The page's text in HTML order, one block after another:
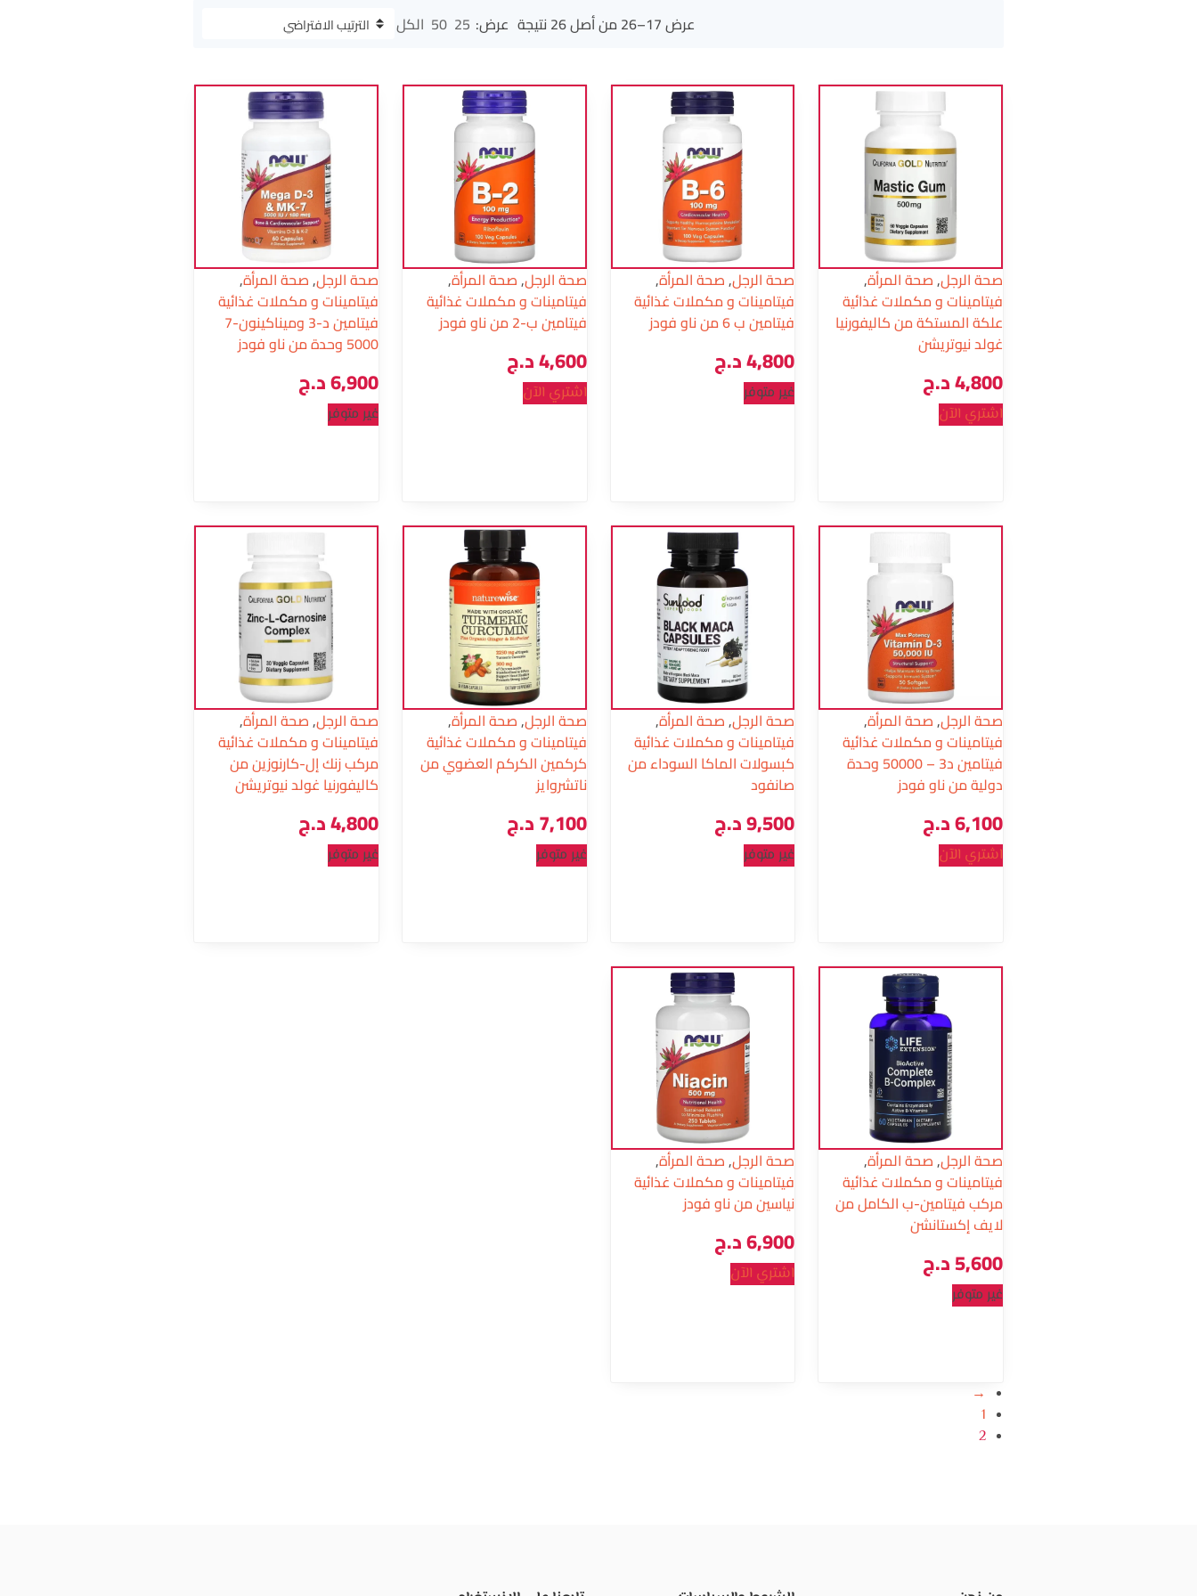
عرض 17–26 من أصل 26 نتيجة عرض: 25
50 الكل
صحة الرجل,صحة المرأة,
فيتامينات و مكملات غذائية
علكة المستكة من كاليفورنيا
غولد نيوتريشن
4,800د.ج
اشتري الآن
صحة الرجل,صحة المرأة,
فيتامينات و مكملات غذائية
فيتامين ب 6 من ناو فودز
4,800د.ج
غير متوفر
صحة الرجل,صحة المرأة,
فيتامينات و مكملات غذائية
فيتامين ب-2 من ناو فودز
4,600د.ج
اشتري الآن
صحة الرجل,صحة المرأة,
فيتامينات و مكملات غذائية
فيتامين د-3 وميناكينون-7
5000 وحدة من ناو فودز
6,900د.ج
غير متوفر
صحة الرجل,صحة المرأة,
فيتامينات و مكملات غذائية
فيتامين د3 – 50000 وحدة
دولية من ناو فودز
6,100د.ج
اشتري الآن
صحة الرجل,صحة المرأة,
فيتامينات و مكملات غذائية
كبسولات الماكا السوداء من
صانفود‏
9,500د.ج
غير متوفر
صحة الرجل,صحة المرأة,
فيتامينات و مكملات غذائية
كركمين الكركم العضوي من
ناتشروايز‏
7,100د.ج
غير متوفر
صحة الرجل,صحة المرأة,
فيتامينات و مكملات غذائية
مركب زنك إل-كارنوزين من
كاليفورنيا غولد نيوتريشن
4,800د.ج
غير متوفر
صحة الرجل,صحة المرأة,
فيتامينات و مكملات غذائية
مركب فيتامين-ب الكامل من
لايف إكستانشن
5,600د.ج
غير متوفر
صحة الرجل,صحة المرأة,
فيتامينات و مكملات غذائية
نياسين من ناو فودز
6,900د.ج
اشتري الآن
→
1
2